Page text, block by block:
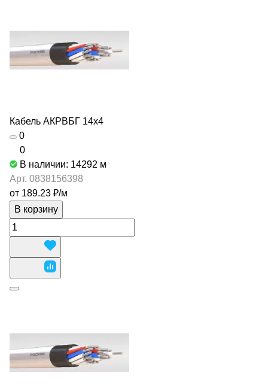
Кабель АКРВБГ 14х4
0
0
В наличии: 14292 м
Арт. 0838156398
от 189.23 ₽/м
В корзину